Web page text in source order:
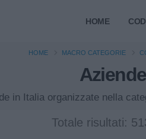
HOME
in Italia organizzate nella
HOME MACRO CATEGORIE
Totale risultati: